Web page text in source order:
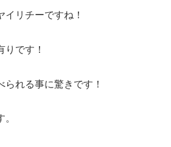
イリチーですね！
りです！
れる事に驚きです！